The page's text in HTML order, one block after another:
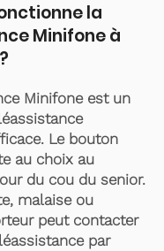
la
Minifone à
Minifone est un
Le bouton
au choix au
du cou du senior.
malaise ou
peut contacter
par